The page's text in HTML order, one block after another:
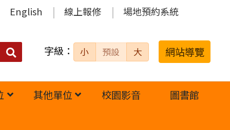
English 線上報修 場地預約系統
搜
字級： 小 預設 大 網站導覽
其他單位 校園影音 圖書館